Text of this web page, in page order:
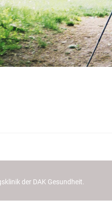
der DAK Gesundheit.